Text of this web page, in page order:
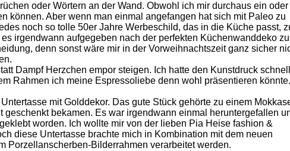
oder Wörtern an der Wand. Obwohl ich mir durchaus ein oder
können. Aber wenn man einmal angefangen hat sich mit Paleo zu
noch so tolle 50er Jahre Werbeschild, das in die Küche passt,
irgendwann aufgegeben nach der perfekten Küchenwanddeko zu
denn sonst wäre mir in der Vorweihnachtszeit ganz sicher
Dampf Herzchen empor steigen. Ich hatte den Kunstdruck
Rahmen ich meine Espressoliebe denn wohl präsentieren könnte.
mit Golddekor. Das gute Stück gehörte zu einem
bekamen. Es war irgendwann einmal heruntergefallen
worden. Ich wollte mir von der lieben Pia Heise fashion &
diese Untertasse brachte mich in Kombination mit dem neuen
Porzellanscherben-Bilderrahmen verarbeitet werden.